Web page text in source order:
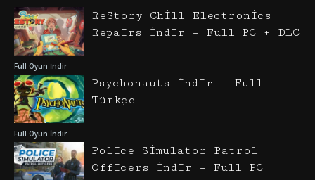
Full Oyun İndir
ReStory Chill Electronics
Repairs İndir – Full PC + DLC
Full Oyun İndir
Psychonauts İndir – Full
Türkçe
Police Simulator Patrol
Officers İndir – Full PC